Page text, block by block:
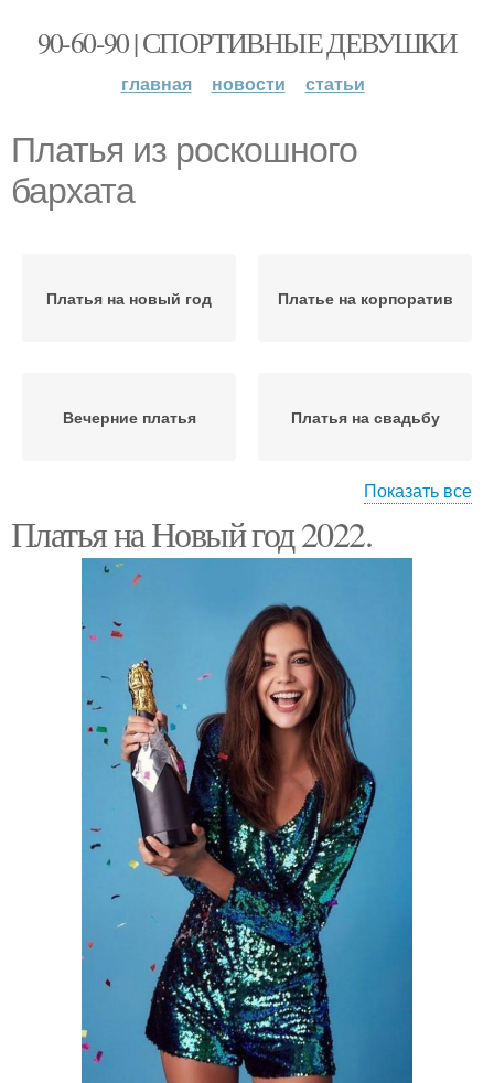
90-60-90 | СПОРТИВНЫЕ ДЕВУШКИ
главная новости статьи
Платья из роскошного
бархата
Платья на новый год Платье на корпоратив
Вечерние платья Платья на свадьбу
Вечерний платье Платье на новый год
Новогодние платья
Показать все
Платья на Новый год 2022.